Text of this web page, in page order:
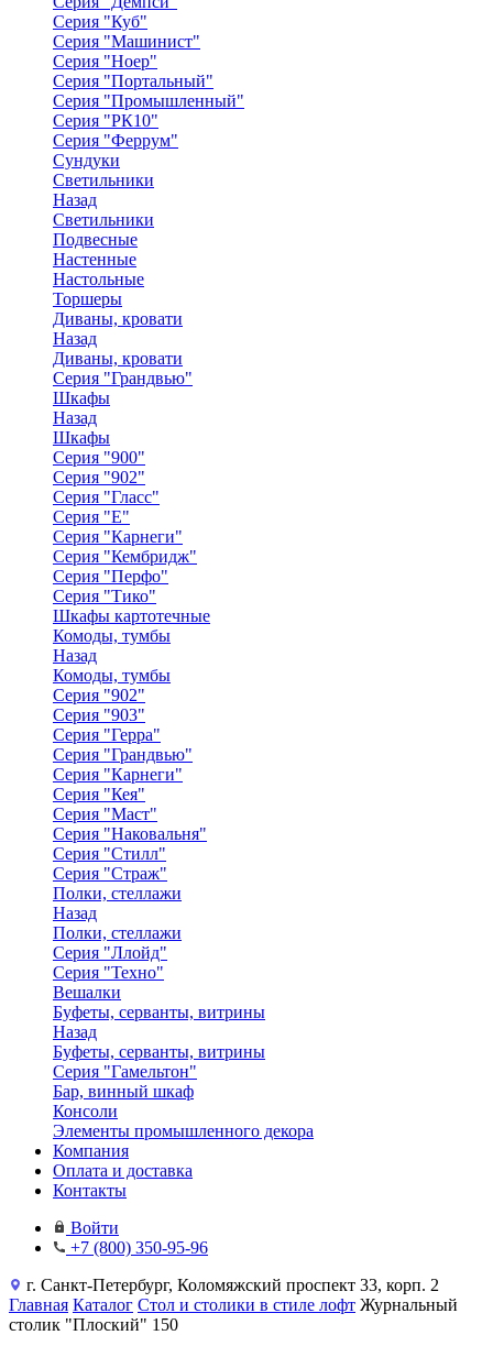
Серия "Куб"
Серия "Машинист"
Серия "Ноер"
Серия "Портальный"
Серия "Промышленный"
Серия "РК10"
Серия "Феррум"
Сундуки
Светильники
Назад
Светильники
Подвесные
Настенные
Настольные
Торшеры
Диваны, кровати
Назад
Диваны, кровати
Серия "Грандвью"
Шкафы
Назад
Шкафы
Серия "900"
Серия "902"
Серия "Гласс"
Серия "Е"
Серия "Карнеги"
Серия "Кембридж"
Серия "Перфо"
Серия "Тико"
Шкафы картотечные
Комоды, тумбы
Назад
Комоды, тумбы
Серия "902"
Серия "903"
Серия "Герра"
Серия "Грандвью"
Серия "Карнеги"
Серия "Кея"
Серия "Маст"
Серия "Наковальня"
Серия "Стилл"
Серия "Страж"
Полки, стеллажи
Назад
Полки, стеллажи
Серия "Ллойд"
Серия "Техно"
Вешалки
Буфеты, серванты, витрины
Назад
Буфеты, серванты, витрины
Серия "Гамельтон"
Бар, винный шкаф
Консоли
Элементы промышленного декора
Компания
Оплата и доставка
Контакты
Войти
+7 (800) 350-95-96
г. Санкт-Петербург, Коломяжский проспект 33, корп. 2
Главная Каталог Стол и столики в стиле лофт Журнальный
столик "Плоский" 150